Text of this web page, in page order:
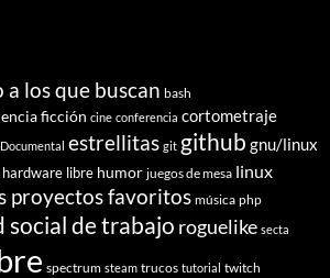
los que buscan bash
ficción cine conferencia cortometraje
Documental estrellitas git github gnu/linux
hardware libre humor juegos de mesa linux
proyectos favoritos música php
social de trabajo roguelike secta
spectrum steam trucos tutorial twitch